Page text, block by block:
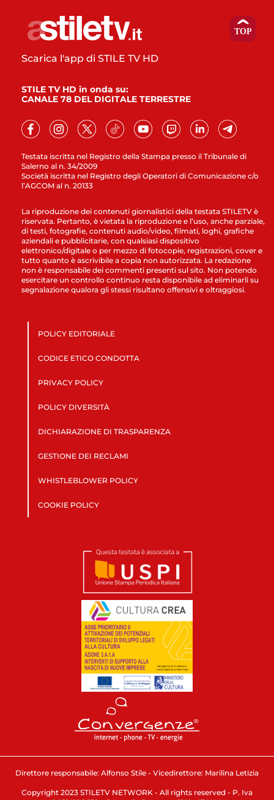
Testata iscritta nel Registro della Stampa presso il Tribunale di
Salerno al n. 34/2009
Società iscritta nel Registro degli Operatori di Comunicazione c/o
l’AGCOM al n. 20133
Scarica l'app di STILE TV HD
STILE TV HD in onda su:
CANALE 78 DEL DIGITALE TERRESTRE
La riproduzione dei contenuti giornalistici della testata STILETV è
riservata. Pertanto, è vietata la riproduzione e l’uso, anche parziale,
di testi, fotografie, contenuti audio/video, filmati, loghi, grafiche
aziendali e pubblicitarie, con qualsiasi dispositivo
elettronico/digitale o per mezzo di fotocopie, registrazioni, cover e
tutto quanto è ascrivibile a copia non autorizzata. La redazione
non è responsabile dei commenti presenti sul sito. Non potendo
esercitare un controllo continuo resta disponibile ad eliminarli su
segnalazione qualora gli stessi risultano offensivi e oltraggiosi.
POLICY EDITORIALE
CODICE ETICO CONDOTTA
PRIVACY POLICY
POLICY DIVERSITÀ
DICHIARAZIONE DI TRASPARENZA
GESTIONE DEI RECLAMI
WHISTLEBLOWER POLICY
COOKIE POLICY
Direttore responsabile: Alfonso Stile - Vicedirettore: Marilina Letizia
Copyright 2023 STILETV NETWORK - All rights reserved - P. Iva